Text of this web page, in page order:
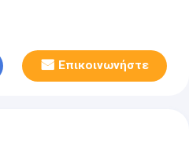
Επικοινωνήστε